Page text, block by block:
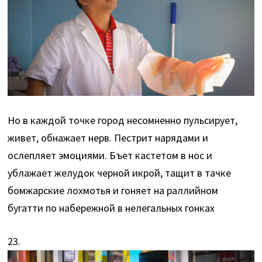
Но в каждой точке город несомненно пульсирует,
живет, обнажает нерв. Пестрит нарядами и
ослепляет эмоциями. Бъет кастетом в нос и
ублажает желудок черной икрой, тащит в тачке
бомжарские лохмотья и гоняет на раллийном
бугатти по набережной в нелегальных гонках
23.